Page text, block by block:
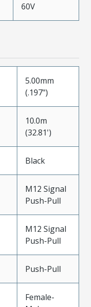
60V
5.00mm
(.197")
10.0m
(32.81')
Black
M12 Signal
Push-Pull
M12 Signal
Push-Pull
Push-Pull
Female-